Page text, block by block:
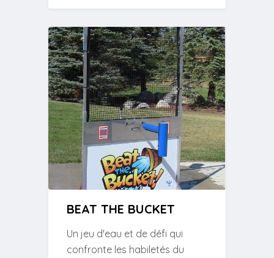
BEAT THE BUCKET
Un jeu d'eau et de défi qui
confronte les habiletés du